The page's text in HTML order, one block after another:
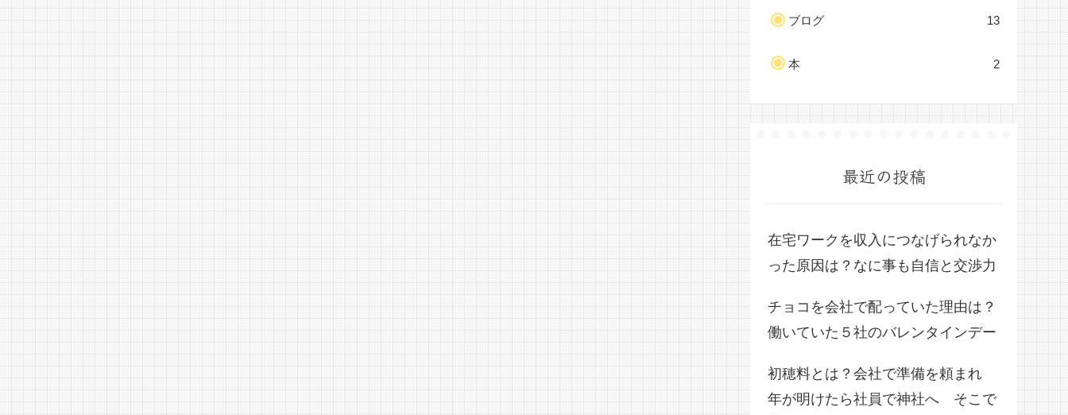
ブログ 13
本 2
最近の投稿
在宅ワークを収入につなげられなか
った原因は？なに事も自信と交渉力
チョコを会社で配っていた理由は？
働いていた５社のバレンタインデー
初穂料とは？会社で準備を頼まれ
年が明けたら社員で神社へ そこで